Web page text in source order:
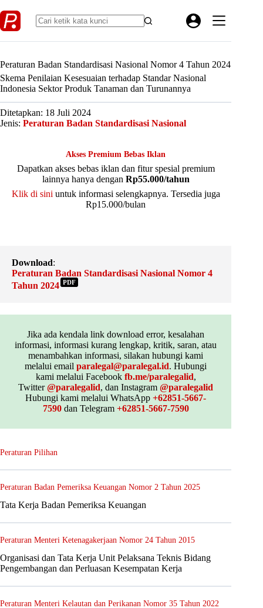
to
content
Peraturan Badan Standardisasi Nasional Nomor 4 Tahun 2024
Skema Penilaian Kesesuaian terhadap Standar Nasional
Indonesia Sektor Produk Tanaman dan Turunannya
Ditetapkan: 18 Juli 2024
Jenis: Peraturan Badan Standardisasi Nasional
Akses Premium Bebas Iklan
Dapatkan akses bebas iklan dan fitur spesial premium
lainnya hanya dengan Rp55.000/tahun
Klik di sini untuk informasi selengkapnya. Tersedia juga
Rp15.000/bulan
Download:
Peraturan Badan Standardisasi Nasional Nomor 4
Tahun 2024 PDF
Jika ada kendala link download error, kesalahan
informasi, informasi kurang lengkap, kritik, saran, atau
menambahkan informasi, silakan hubungi kami
melalui emailparalegal@paralegal.id. Hubungi
kami melalui Facebook fb.me/paralegalid,
Twitter@paralegalid, dan Instagram@paralegalid
Hubungi kami melalui WhatsApp+62851-5667-
7590dan Telegram +62851-5667-7590
Peraturan Pilihan
Peraturan Badan Pemeriksa Keuangan Nomor 2 Tahun 2025
Tata Kerja Badan Pemeriksa Keuangan
Peraturan Menteri Ketenagakerjaan Nomor 24 Tahun 2015
Organisasi dan Tata Kerja Unit Pelaksana Teknis Bidang
Pengembangan dan Perluasan Kesempatan Kerja
Peraturan Menteri Kelautan dan Perikanan Nomor 35 Tahun 2022